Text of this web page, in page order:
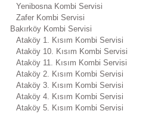
Yenibosna Kombi Servisi
Zafer Kombi Servisi
Bakırköy Kombi Servisi
Ataköy 1. Kısım Kombi Servisi
Ataköy 10. Kısım Kombi Servisi
Ataköy 11. Kısım Kombi Servisi
Ataköy 2. Kısım Kombi Servisi
Ataköy 3. Kısım Kombi Servisi
Ataköy 4. Kısım Kombi Servisi
Ataköy 5. Kısım Kombi Servisi